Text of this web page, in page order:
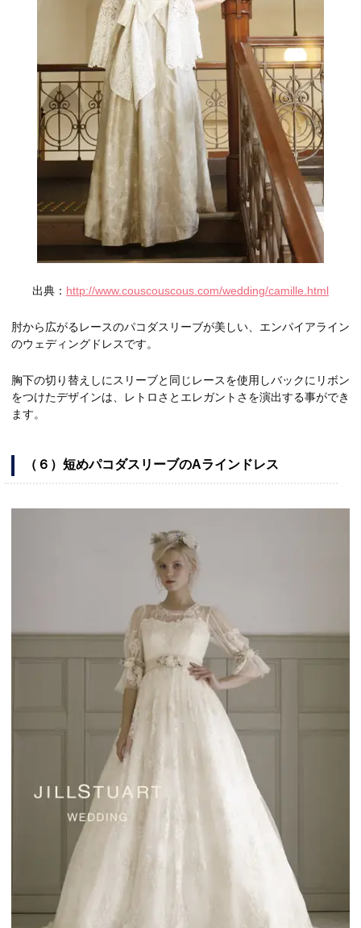
出典： http://www.couscouscous.com/wedding/camille.html
肘から広がるレースのパコダスリーブが美しい、エンパイアライン
のウェディングドレスです。
胸下の切り替えしにスリーブと同じレースを使用しバックにリボン
をつけたデザインは、レトロさとエレガントさを演出する事ができ
ます。
（６）短めパコダスリーブのAラインドレス